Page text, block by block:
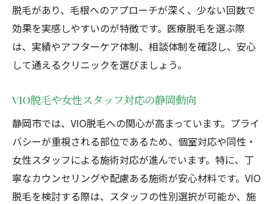
脱毛があり、毛根へのアプローチが深く、少ない回数で
効果を実感しやすいのが特徴です。医療脱毛を選ぶ際
は、実績やアフターケア体制、相談体制を確認し、安心
して通えるクリニックを選びましょう。
VIO脱毛や女性スタッフ対応の静岡動向
静岡市では、VIO脱毛への関心が高まっています。プライ
バシーが重視される部位であるため、個室対応や同性・
女性スタッフによる施術対応が進んでいます。特に、丁
寧なカウンセリングや配慮ある施術が安心材料です。VIO
脱毛を検討する際は、スタッフの性別選択が可能か、施